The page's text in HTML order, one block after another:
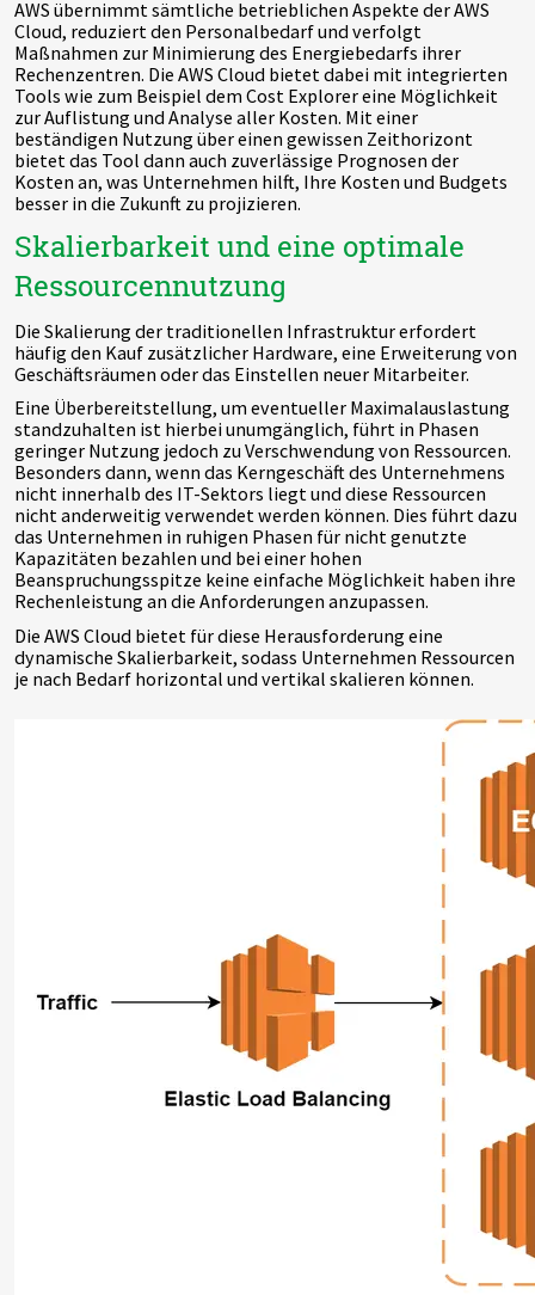
AWS übernimmt sämtliche betrieblichen Aspekte der AWS
Cloud, reduziert den Personalbedarf und verfolgt
Maßnahmen zur Minimierung des Energiebedarfs ihrer
Rechenzentren. Die AWS Cloud bietet dabei mit integrierten
Tools wie zum Beispiel dem Cost Explorer eine Möglichkeit
zur Auflistung und Analyse aller Kosten. Mit einer
beständigen Nutzung über einen gewissen Zeithorizont
bietet das Tool dann auch zuverlässige Prognosen der
Kosten an, was Unternehmen hilft, Ihre Kosten und Budgets
besser in die Zukunft zu projizieren.
Skalierbarkeit und eine optimale
Ressourcennutzung
Die Skalierung der traditionellen Infrastruktur erfordert
häufig den Kauf zusätzlicher Hardware, eine Erweiterung von
Geschäftsräumen oder das Einstellen neuer Mitarbeiter.
Eine Überbereitstellung, um eventueller Maximalauslastung
standzuhalten ist hierbei unumgänglich, führt in Phasen
geringer Nutzung jedoch zu Verschwendung von Ressourcen.
Besonders dann, wenn das Kerngeschäft des Unternehmens
nicht innerhalb des IT-Sektors liegt und diese Ressourcen
nicht anderweitig verwendet werden können. Dies führt dazu
das Unternehmen in ruhigen Phasen für nicht genutzte
Kapazitäten bezahlen und bei einer hohen
Beanspruchungsspitze keine einfache Möglichkeit haben ihre
Rechenleistung an die Anforderungen anzupassen.
Die AWS Cloud bietet für diese Herausforderung eine
dynamische Skalierbarkeit, sodass Unternehmen Ressourcen
je nach Bedarf horizontal und vertikal skalieren können.